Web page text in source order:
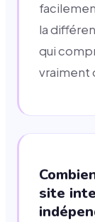
la
qui
vraiment
site